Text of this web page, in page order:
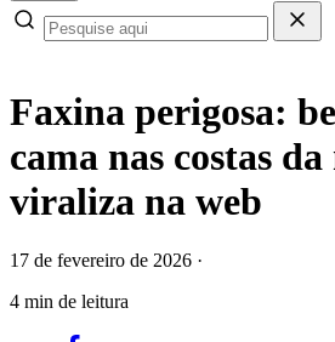
Faxina perigosa:
cama nas costas
viraliza na web
17 de fevereiro de 2026 ·
4 min de leitura